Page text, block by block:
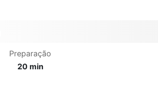
Preparação
20 min